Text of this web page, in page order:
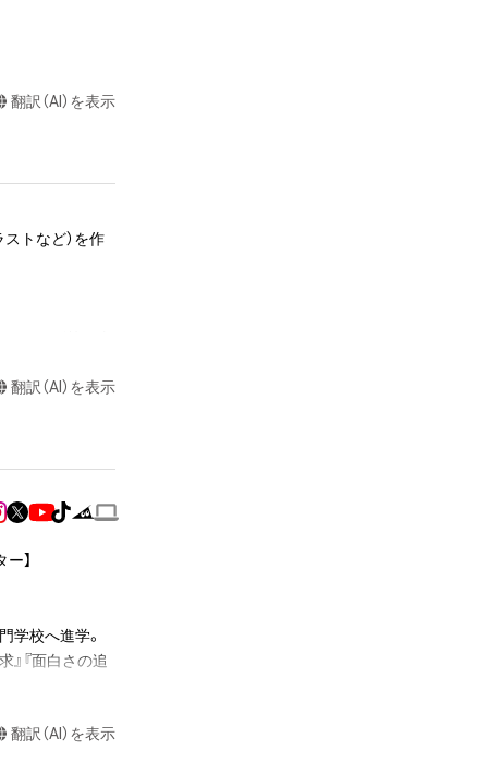
翻訳（AI）を表示
トなど）を作
を取得し、又は
はその管理委
の保有者が有
を含みますが、
令に反する利
判断した場合、
翻訳（AI）を表示
】
学校へ進学。
『面白さの追
翻訳（AI）を表示